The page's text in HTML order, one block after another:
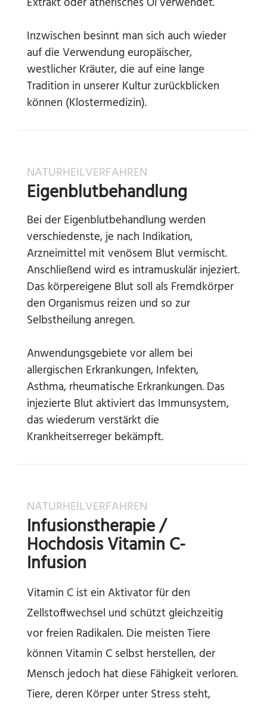
Inzwischen besinnt man sich auch wieder
auf die Verwendung europäischer,
westlicher Kräuter, die auf eine lange
Tradition in unserer Kultur zurückblicken
können (Klostermedizin).
NATURHEILVERFAHREN
Eigenblutbehandlung
Bei der Eigenblutbehandlung werden
verschiedenste, je nach Indikation,
Arzneimittel mit venösem Blut vermischt.
Anschließend wird es intramuskulär injeziert.
Das körpereigene Blut soll als Fremdkörper
den Organismus reizen und so zur
Selbstheilung anregen.
Anwendungsgebiete vor allem bei
allergischen Erkrankungen, Infekten,
Asthma, rheumatische Erkrankungen. Das
injezierte Blut aktiviert das Immunsystem,
das wiederum verstärkt die
Krankheitserreger bekämpft.
NATURHEILVERFAHREN
Infusionstherapie /
Hochdosis Vitamin C-
Infusion
Vitamin C ist ein Aktivator für den
Zellstoffwechsel und schützt gleichzeitig
vor freien Radikalen. Die meisten Tiere
können Vitamin C selbst herstellen, der
Mensch jedoch hat diese Fähigkeit verloren.
Tiere, deren Körper unter Stress steht,